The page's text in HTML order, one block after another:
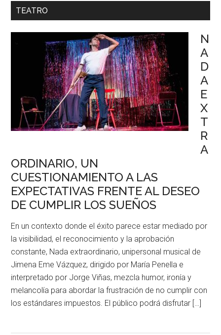
TEATRO
N
A
D
A
E
X
T
R
A
ORDINARIO, UN
CUESTIONAMIENTO A LAS
EXPECTATIVAS FRENTE AL DESEO
DE CUMPLIR LOS SUEÑOS
En un contexto donde el éxito parece estar mediado por
la visibilidad, el reconocimiento y la aprobación
constante, Nada extraordinario, unipersonal musical de
Jimena Eme Vázquez, dirigido por María Penella e
interpretado por Jorge Viñas, mezcla humor, ironía y
melancolía para abordar la frustración de no cumplir con
los estándares impuestos. El público podrá disfrutar […]